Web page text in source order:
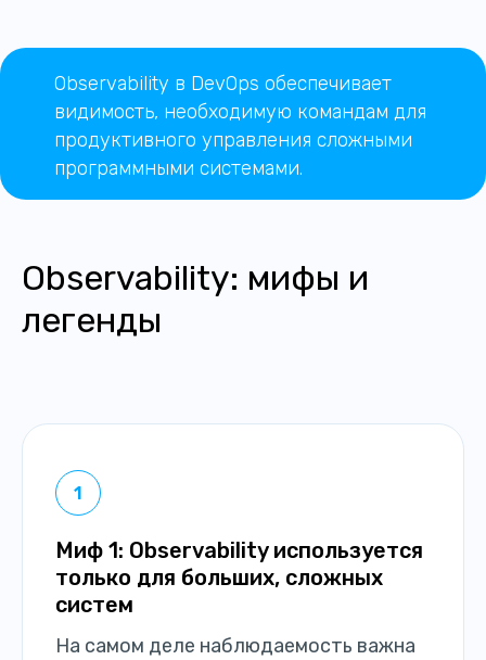
Observability в DevOps обеспечивает
видимость, необходимую командам для
продуктивного управления сложными
программными системами.
Observability: мифы и
легенды
Миф 1: Observability используется
только для больших, сложных
систем
На самом деле наблюдаемость важна